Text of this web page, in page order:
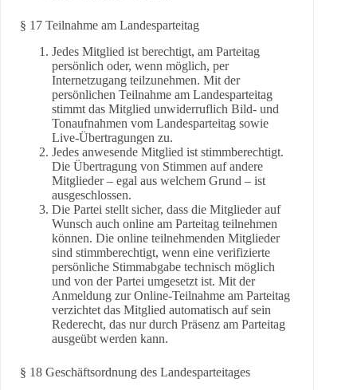
§ 17 Teilnahme am Landesparteitag
Jedes Mitglied ist berechtigt, am Parteitag
persönlich oder, wenn möglich, per
Internetzugang teilzunehmen. Mit der
persönlichen Teilnahme am Landesparteitag
stimmt das Mitglied unwiderruflich Bild- und
Tonaufnahmen vom Landesparteitag sowie
Live-Übertragungen zu.
Jedes anwesende Mitglied ist stimmberechtigt.
Die Übertragung von Stimmen auf andere
Mitglieder – egal aus welchem Grund – ist
ausgeschlossen.
Die Partei stellt sicher, dass die Mitglieder auf
Wunsch auch online am Parteitag teilnehmen
können. Die online teilnehmenden Mitglieder
sind stimmberechtigt, wenn eine verifizierte
persönliche Stimmabgabe technisch möglich
und von der Partei umgesetzt ist. Mit der
Anmeldung zur Online-Teilnahme am Parteitag
verzichtet das Mitglied automatisch auf sein
Rederecht, das nur durch Präsenz am Parteitag
ausgeübt werden kann.
§ 18 Geschäftsordnung des Landesparteitages